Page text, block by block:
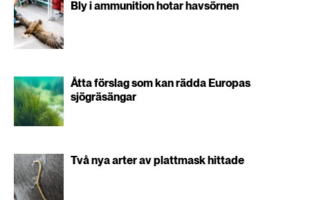
Bly i ammunition hotar havsörnen
Åtta förslag som kan rädda Europas
sjögräsängar
Två nya arter av plattmask hittade